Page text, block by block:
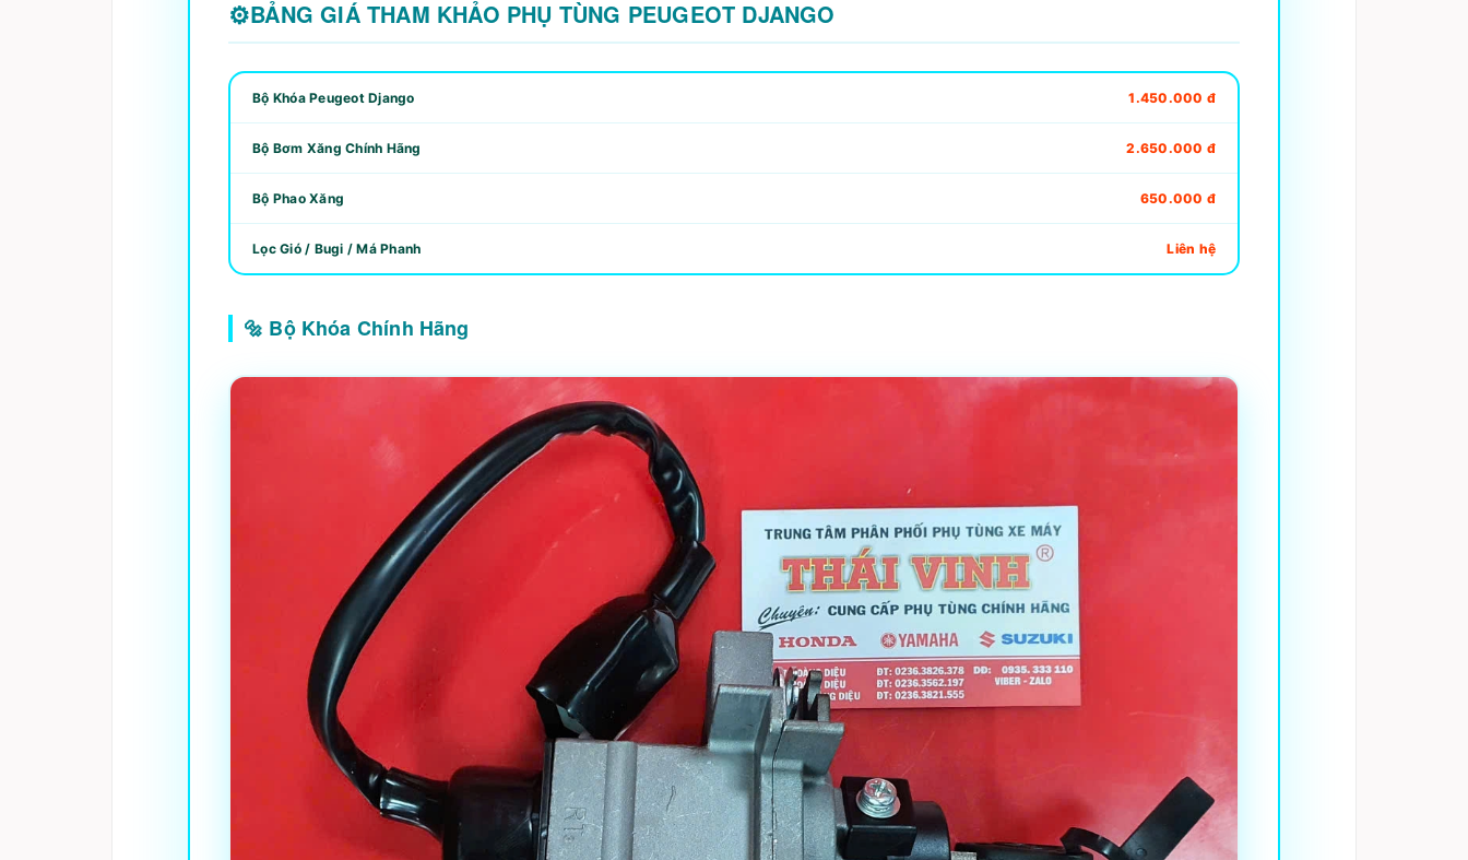
BẢNG GIÁ THAM KHẢO PHỤ TÙNG PEUGEOT DJANGO
Bộ Khóa Peugeot Django 1.450.000 đ
Bộ Bơm Xăng Chính Hãng 2.650.000 đ
Bộ Phao Xăng 650.000 đ
Lọc Gió / Bugi / Má Phanh Liên hệ
🔩 Bộ Khóa Chính Hãng